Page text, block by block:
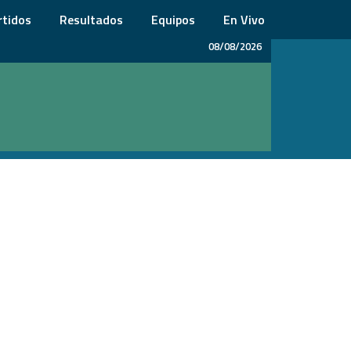
Resultados Equipos En Vivo
08/08/2026